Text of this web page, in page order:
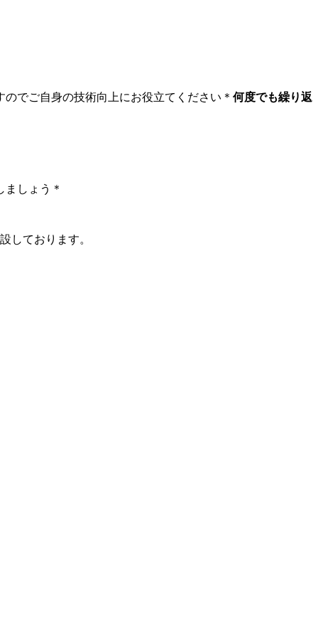
でご自身の技術向上にお役立てください＊ 何度でも繰り返
しょう＊
しております。